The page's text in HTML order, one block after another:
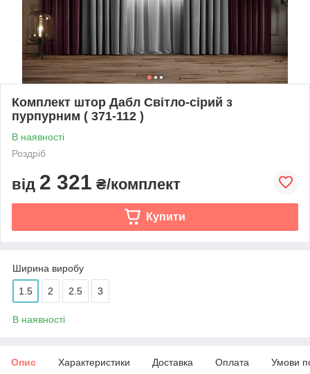
Комплект штор Дабл Світло-сірий з
пурпурним ( 371-112 )
В наявності
Роздріб
від 2 321 ₴/комплект
Купити
Ширина виробу
1.5 2 2.5 3
В наявності
Опис Характеристики Доставка Оплата Умови